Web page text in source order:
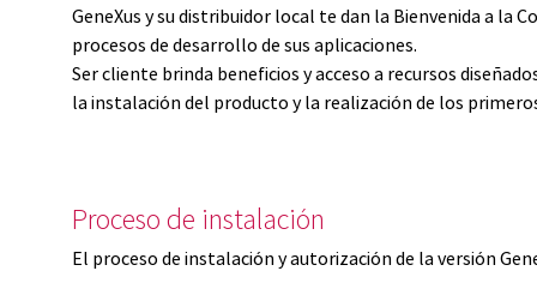
GeneXus y su distribuidor local te dan la Bienvenida a la
procesos de desarrollo de sus aplicaciones.
Ser cliente brinda beneficios y acceso a recursos
la instalación del producto y la realización de los
Proceso de instalación
El proceso de instalación y autorización de la versión